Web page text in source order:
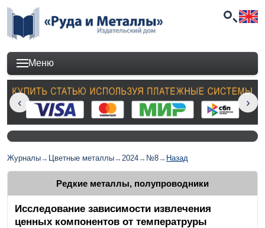
Меню
Журналы→ Цветные металлы→2024→ №8→ Назад
Редкие металлы, полупроводники
Исследование зависимости извлечения
ценных компонентов от температруры